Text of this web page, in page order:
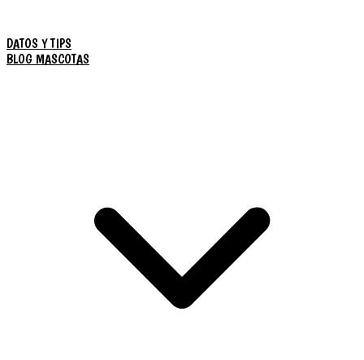
DATOS Y TIPS
BLOG MASCOTAS